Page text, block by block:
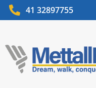
41 32897755